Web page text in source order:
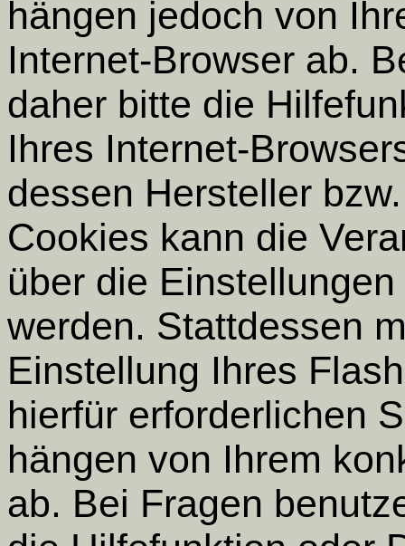
hängen jedoch von
Internet-Browser ab.
daher bitte die
Ihres Internet-
dessen Hersteller
Cookies kann die
über die
werden. Stattdessen
Einstellung Ihres
hierfür erforderlichen
hängen von Ihrem
ab. Bei Fragen